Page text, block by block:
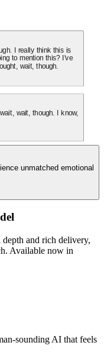
I really think this is
to mention this? I've
wait, though.
wait, though. I know,
unmatched emotional
and rich delivery,
Available now in
sounding AI that feels